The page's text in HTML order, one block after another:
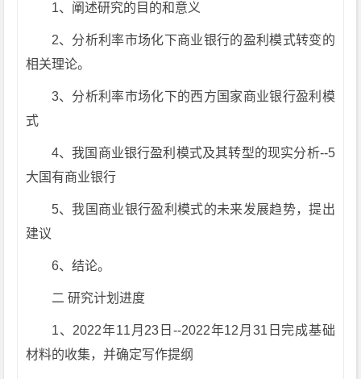
1、阐述研究的目的和意义
2、分析利率市场化下商业银行的盈利模式转变的
相关理论。
3、分析利率市场化下的西方国家商业银行盈利模
式
4、我国商业银行盈利模式及其转型的现实分析--5
大国有商业银行
5、我国商业银行盈利模式的未来发展趋势，提出
建议
6、结论。
二 研究计划进度
1、2022年11月23日--2022年12月31日完成基础
材料的收集，并确定写作提纲